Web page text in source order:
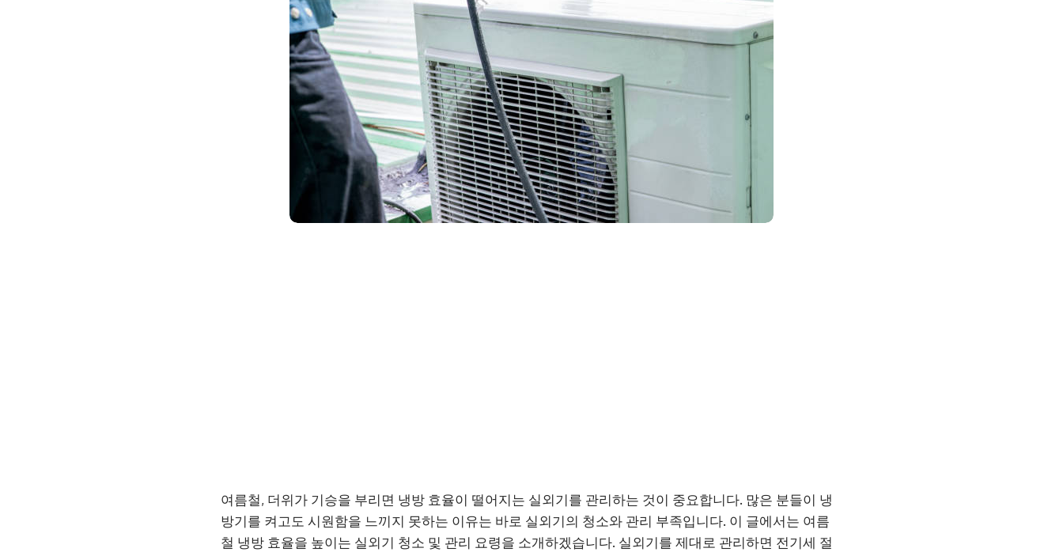
여름철, 더위가 기승을 부리면 냉방 효율이 떨어지는 실외기를 관리하는 것이 중요합니다. 많은 분들이 냉
방기를 켜고도 시원함을 느끼지 못하는 이유는 바로 실외기의 청소와 관리 부족입니다. 이 글에서는 여름
철 냉방 효율을 높이는 실외기 청소 및 관리 요령을 소개하겠습니다. 실외기를 제대로 관리하면 전기세 절